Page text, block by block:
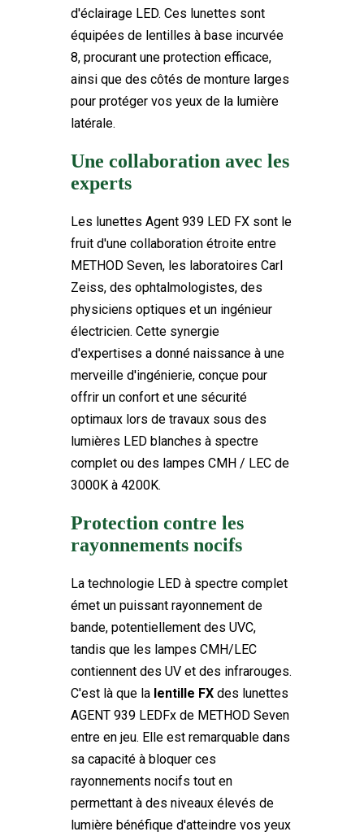
d'éclairage LED. Ces lunettes sont
équipées de lentilles à base incurvée
8, procurant une protection efficace,
ainsi que des côtés de monture larges
pour protéger vos yeux de la lumière
latérale.
Une collaboration avec les
experts
Les lunettes Agent 939 LED FX sont le
fruit d'une collaboration étroite entre
METHOD Seven, les laboratoires Carl
Zeiss, des ophtalmologistes, des
physiciens optiques et un ingénieur
électricien. Cette synergie
d'expertises a donné naissance à une
merveille d'ingénierie, conçue pour
offrir un confort et une sécurité
optimaux lors de travaux sous des
lumières LED blanches à spectre
complet ou des lampes CMH / LEC de
3000K à 4200K.
Protection contre les
rayonnements nocifs
La technologie LED à spectre complet
émet un puissant rayonnement de
bande, potentiellement des UVC,
tandis que les lampes CMH/LEC
contiennent des UV et des infrarouges.
C'est là que la lentille FX des lunettes
AGENT 939 LEDFx de METHOD Seven
entre en jeu. Elle est remarquable dans
sa capacité à bloquer ces
rayonnements nocifs tout en
permettant à des niveaux élevés de
lumière bénéfique d'atteindre vos yeux